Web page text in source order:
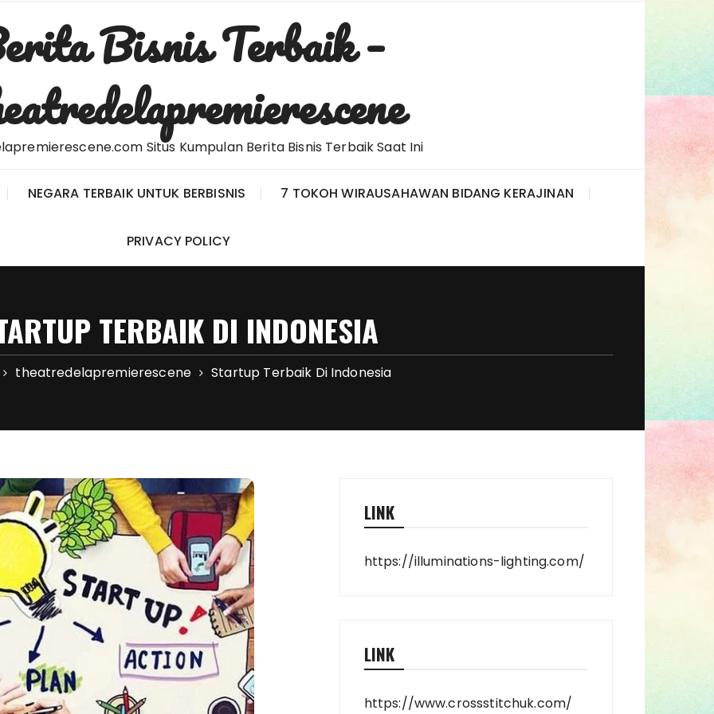
Bisnis Terbaik –
Situs Kumpulan Berita Bisnis Terbaik Saat Ini
NEGARA TERBAIK UNTUK BERBISNIS 7 TOKOH WIRAUSAHAWAN BIDANG KERAJINAN
PRIVACY POLICY
TERBAIK DI INDONESIA
theatredelapremierescene Startup Terbaik Di Indonesia
LINK
https://illuminations-lighting.com/
LINK
https://www.crossstitchuk.com/